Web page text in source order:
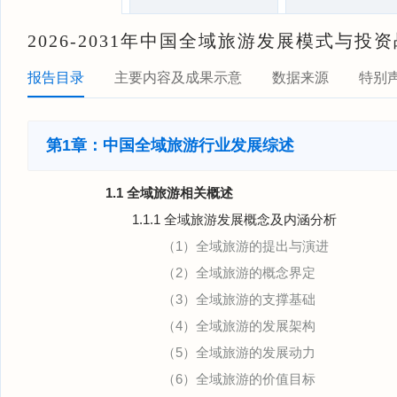
2026-2031年中国全域旅游发展模式与投
报告目录 主要内容及成果示意 数据来源 特别
第1章：中国全域旅游行业发展综述
1.1 全域旅游相关概述
1.1.1 全域旅游发展概念及内涵分析
（1）全域旅游的提出与演进
（2）全域旅游的概念界定
（3）全域旅游的支撑基础
（4）全域旅游的发展架构
（5）全域旅游的发展动力
（6）全域旅游的价值目标